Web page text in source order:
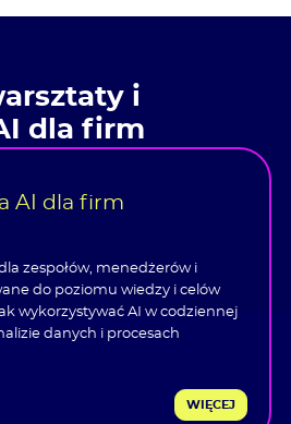
i
dla firm
AI dla firm
zespołów, menedżerów i
do poziomu wiedzy i celów
wykorzystywać AI w codziennej
danych i procesach
WIĘCEJ